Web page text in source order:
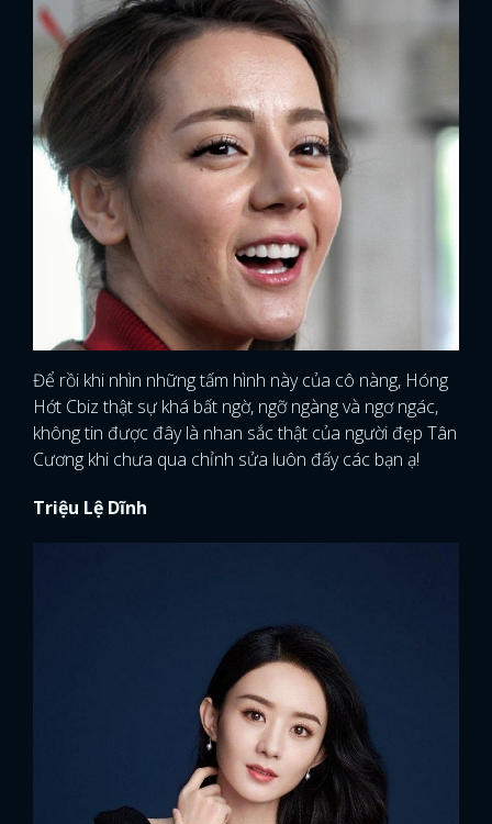
FACEBOOK GOOGLE
Để rồi khi nhìn những tấm hình này của cô nàng, Hóng
Hớt Cbiz thật sự khá bất ngờ, ngỡ ngàng và ngơ ngác,
không tin được đây là nhan sắc thật của người đẹp Tân
Cương khi chưa qua chỉnh sửa luôn đấy các bạn ạ!
Triệu Lệ Dĩnh